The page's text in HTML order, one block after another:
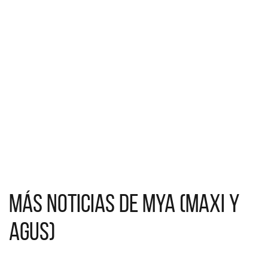
Más noticias de MyA (Maxi y
Agus)